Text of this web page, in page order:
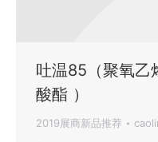
吐温85（聚氧乙
酸酯 ）
2019展商新品推荐